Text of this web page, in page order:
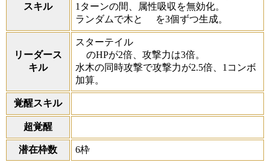
スキル
1ターンの間、属性吸収を無効化。
ランダムで木と
を3個ずつ生成。
リーダース
キル
スターテイル
のHPが2倍、攻撃力は3倍。
水木の同時攻撃で攻撃力が2.5倍、1コンボ
加算。
覚醒スキル
超覚醒
潜在枠数 6枠